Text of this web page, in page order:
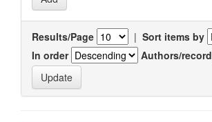
Results/Page | Sort items by
In order
Authors/record